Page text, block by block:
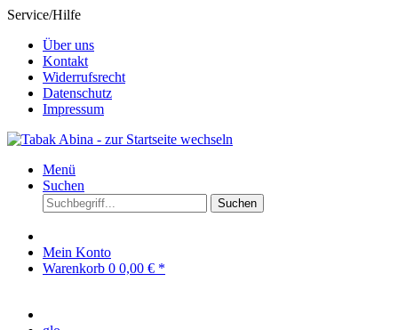
Service/Hilfe
Über uns
Kontakt
Widerrufsrecht
Datenschutz
Impressum
Menü
Suchen
Suchen
Mein Konto
Warenkorb 0 0,00 € *